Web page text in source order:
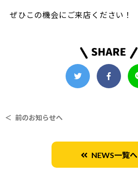
ぜひこの機会にご来店ください！
＜ 前のお知らせへ
NEWS一覧へ